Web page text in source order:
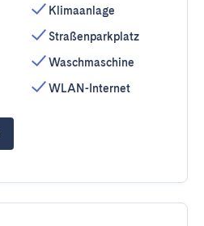
Klimaanlage
Straßenparkplatz
Waschmaschine
WLAN-Internet